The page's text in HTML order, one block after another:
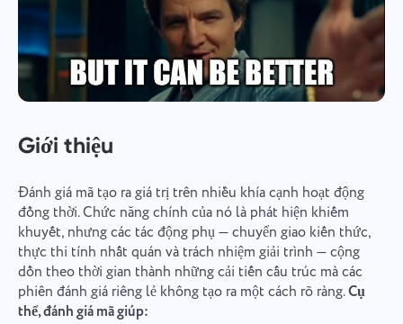
Giới thiệu
Đánh giá mã tạo ra giá trị trên nhiều khía cạnh hoạt động
đồng thời. Chức năng chính của nó là phát hiện khiếm
khuyết, nhưng các tác động phụ — chuyển giao kiến thức,
thực thi tính nhất quán và trách nhiệm giải trình — cộng
dồn theo thời gian thành những cải tiến cấu trúc mà các
phiên đánh giá riêng lẻ không tạo ra một cách rõ ràng.Cụ
thể, đánh giá mã giúp: